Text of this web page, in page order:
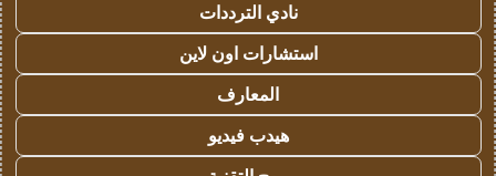
نادي الترددات
استشارات اون لاين
المعارف
هيدب فيديو